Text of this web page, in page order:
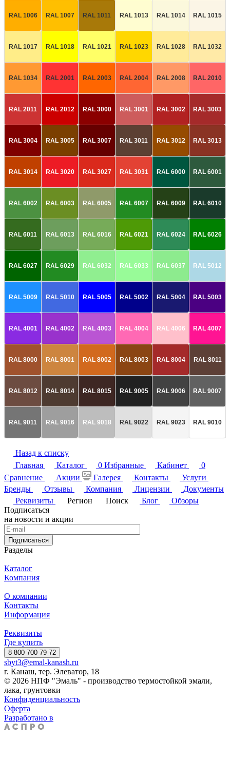
RAL 1006 RAL 1007 RAL 1011 RAL 1013 RAL 1014 RAL 1015
RAL 1017 RAL 1018 RAL 1021 RAL 1023 RAL 1028 RAL 1032
RAL 1034 RAL 2001 RAL 2003 RAL 2004 RAL 2008 RAL 2010
RAL 2011 RAL 2012 RAL 3000 RAL 3001 RAL 3002 RAL 3003
RAL 3004 RAL 3005 RAL 3007 RAL 3011 RAL 3012 RAL 3013
RAL 3014 RAL 3020 RAL 3027 RAL 3031 RAL 6000 RAL 6001
RAL 6002 RAL 6003 RAL 6005 RAL 6007 RAL 6009 RAL 6010
RAL 6011 RAL 6013 RAL 6016 RAL 6021 RAL 6024 RAL 6026
RAL 6027 RAL 6029 RAL 6032 RAL 6033 RAL 6037 RAL 5012
RAL 5009 RAL 5010 RAL 5005 RAL 5002 RAL 5004 RAL 5003
RAL 4001 RAL 4002 RAL 4003 RAL 4004 RAL 4006 RAL 4007
RAL 8000 RAL 8001 RAL 8002 RAL 8003 RAL 8004 RAL 8011
RAL 8012 RAL 8014 RAL 8015 RAL 9005 RAL 9006 RAL 9007
RAL 9011 RAL 9016 RAL 9018 RAL 9022 RAL 9023 RAL 9010
Назад к списку
Главная
Каталог 0 Избранные Кабинет
0
Сравнение
Акции Галерея Контакты
Услуги
Бренды
Отзывы Компания Лицензии
Документы
Реквизиты
Регион Поиск Блог
Обзоры
Подписаться
на новости и акции
Подписаться
Разделы
Каталог
Компания
О компании
Контакты
Информация
Реквизиты
Где купить
8 800 700 79 72
sbyt3@emal-kanash.ru
г. Канаш, тер. Элеватор, 18
© 2026 НПФ "Эмаль" - производство термостойкой эмали,
лака, грунтовки
Конфиденциальность
Оферта
Разработано в